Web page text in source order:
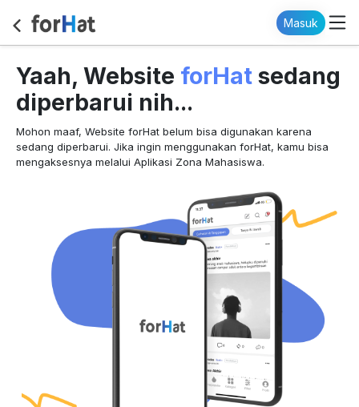
Masuk
Yaah, Website forHat sedang
diperbarui nih...
Mohon maaf, Website forHat belum bisa digunakan karena
sedang diperbarui. Jika ingin menggunakan forHat, kamu bisa
mengaksesnya melalui Aplikasi Zona Mahasiswa.